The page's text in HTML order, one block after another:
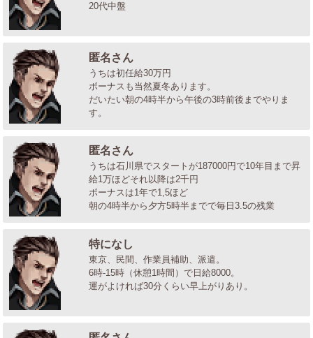
20代中盤
匿名さん
うちは初任給30万円
ボーナスも当然夏冬あります。
だいたい朝の4時半から午後の3時前後までやりま
す。
匿名さん
うちは石川県でスタートが187000円で10年目まで昇
給1万ほどそれ以降は2千円
ボーナスは1年で1,5ほど
朝の4時半から夕方5時半までで毎日3.5の残業
特になし
東京、民間、作業員補助、派遣。
6時-15時（休憩1時間）で日給8000。
運がよければ30分くらい早上がりあり。